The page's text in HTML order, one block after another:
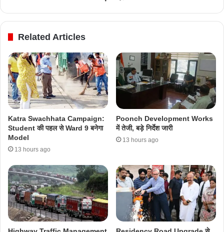
Related Articles
Katra Swachhata Campaign:
Student की पहल से Ward 9 बनेगा
Model
13 hours ago
Poonch Development Works
में तेजी, बड़े निर्देश जारी
13 hours ago